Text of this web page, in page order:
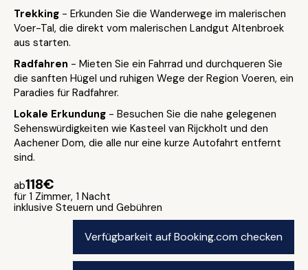
Trekking - Erkunden Sie die Wanderwege im malerischen
Voer-Tal, die direkt vom malerischen Landgut Altenbroek
aus starten.
Radfahren - Mieten Sie ein Fahrrad und durchqueren Sie
die sanften Hügel und ruhigen Wege der Region Voeren, ein
Paradies für Radfahrer.
Lokale Erkundung - Besuchen Sie die nahe gelegenen
Sehenswürdigkeiten wie Kasteel van Rijckholt und den
Aachener Dom, die alle nur eine kurze Autofahrt entfernt
sind.
ab118€
für 1 Zimmer, 1 Nacht
inklusive Steuern und Gebühren
Verfügbarkeit auf Booking.com checken